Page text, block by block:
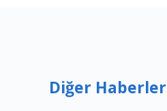
Diğer Haberler